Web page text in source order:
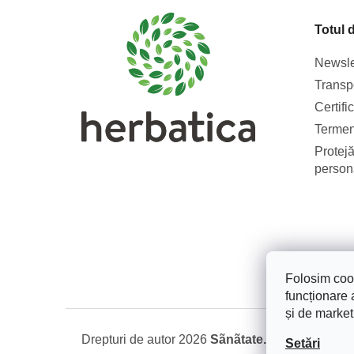
Folosim
funcționare
și de
Setări
Totul
Drepturi de autor 2026 Sãnãtate. Frumusete.